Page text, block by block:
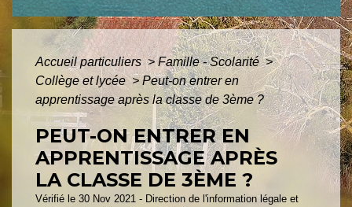
Accueil particuliers> Famille - Scolarité>
Collège et lycée> Peut-on entrer en
apprentissage après la classe de 3ème ?
PEUT-ON ENTRER EN
APPRENTISSAGE APRÈS
LA CLASSE DE 3ÈME ?
Vérifié le 30 Nov 2021 - Direction de l'information légale et